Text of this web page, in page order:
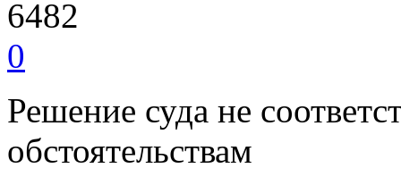
6482
0
Решение суда не
обстоятельствам